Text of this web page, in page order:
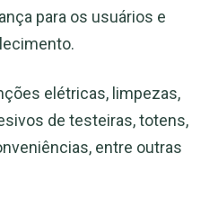
para os usuários e
elétricas, limpezas,
de testeiras, totens,
entre outras